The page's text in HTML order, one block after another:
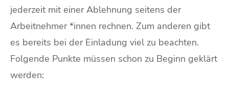
jederzeit mit einer Ablehnung seitens der
Arbeitnehmer *innen rechnen. Zum anderen gibt
es bereits bei der Einladung viel zu beachten.
Folgende Punkte müssen schon zu Beginn geklärt
werden: